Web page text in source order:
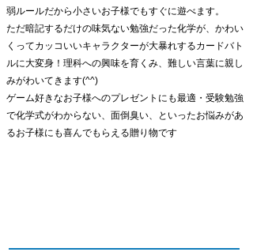
弱ルールだから小さいお子様でもすぐに遊べます。
ただ暗記するだけの味気ない勉強だった化学が、かわい
くってカッコいいキャラクターが大暴れするカードバト
ルに大変身！理科への興味を育くみ、難しい言葉に親し
みがわいてきます(^^)
ゲーム好きなお子様へのプレゼントにも最適・受験勉強
で化学式がわからない、面倒臭い、といったお悩みがあ
るお子様にも喜んでもらえる贈り物です